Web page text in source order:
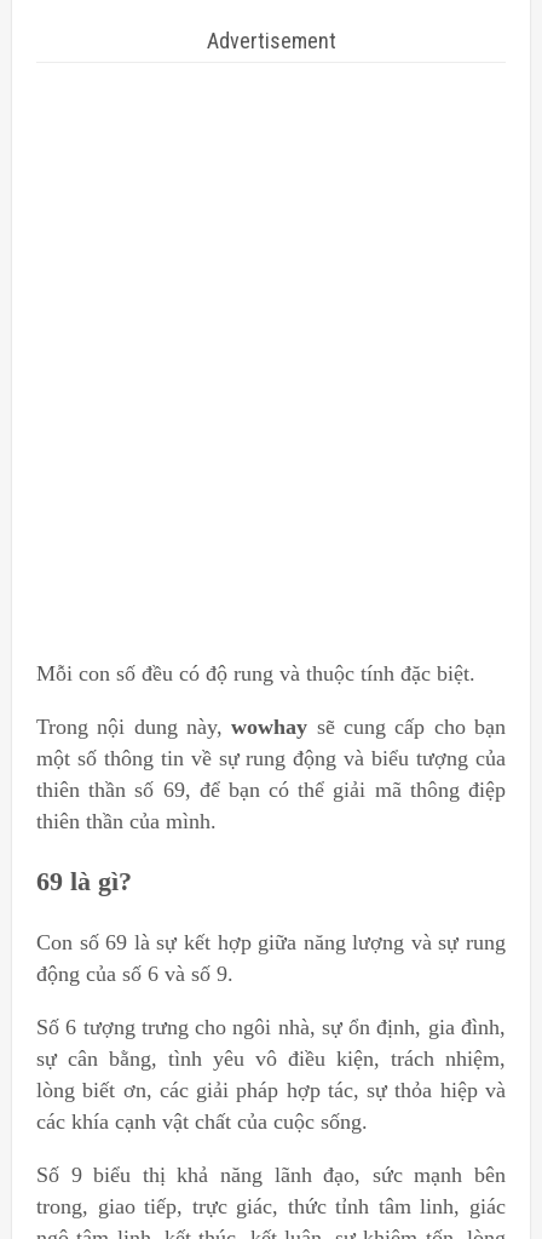
Advertisement
Mỗi con số đều có độ rung và thuộc tính đặc biệt.
Trong nội dung này,wowhay sẽ cung cấp cho bạn
một số thông tin về sự rung động và biểu tượng của
thiên thần số 69, để bạn có thể giải mã thông điệp
thiên thần của mình.
69 là gì?
Con số 69 là sự kết hợp giữa năng lượng và sự rung
động của số 6 và số 9.
Số 6 tượng trưng cho ngôi nhà, sự ổn định, gia đình,
sự cân bằng, tình yêu vô điều kiện, trách nhiệm,
lòng biết ơn, các giải pháp hợp tác, sự thỏa hiệp và
các khía cạnh vật chất của cuộc sống.
Số 9 biểu thị khả năng lãnh đạo, sức mạnh bên
trong, giao tiếp, trực giác, thức tỉnh tâm linh, giác